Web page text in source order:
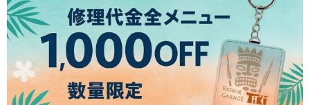
ました！ありがとうございました！
2026/04/12
松戸市よりお越しのお客様のiPhone12の液晶交換をさせて頂きました！あ
りがとうございました！
白井市よりお越しのお客様のiPhone12のバッテリー交換をさせて頂きまし
た！ありがとうございました！
2026/04/11
柏市よりお越しのお客様のiPhone14Proのナノナインガラスコーティングを